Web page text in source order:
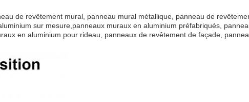
de revêtement mural, panneau mural métallique, panneau de
sur mesure,panneaux muraux en aluminium préfabriqués,
en aluminium pour rideau, panneaux de revêtement de façade,